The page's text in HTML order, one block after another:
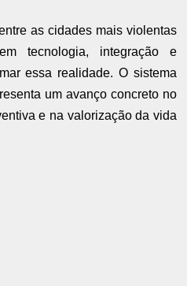
as cidades mais violentas
tecnologia, integração e
essa realidade. O sistema
um avanço concreto no
e na valorização da vida